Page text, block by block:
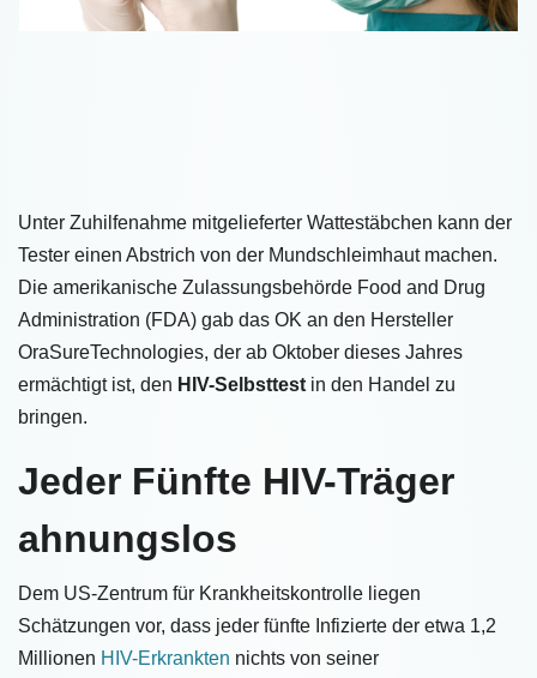
Unter Zuhilfenahme mitgelieferter Wattestäbchen kann der
Tester einen Abstrich von der Mundschleimhaut machen.
Die amerikanische Zulassungsbehörde Food and Drug
Administration (FDA) gab das OK an den Hersteller
OraSureTechnologies, der ab Oktober dieses Jahres
ermächtigt ist, den HIV-Selbsttest in den Handel zu
bringen.
Jeder Fünfte HIV-Träger
ahnungslos
Dem US-Zentrum für Krankheitskontrolle liegen
Schätzungen vor, dass jeder fünfte Infizierte der etwa 1,2
Millionen HIV-Erkrankten nichts von seiner